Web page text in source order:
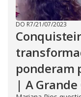
DO R7/21/07/2023
ponderam
| A